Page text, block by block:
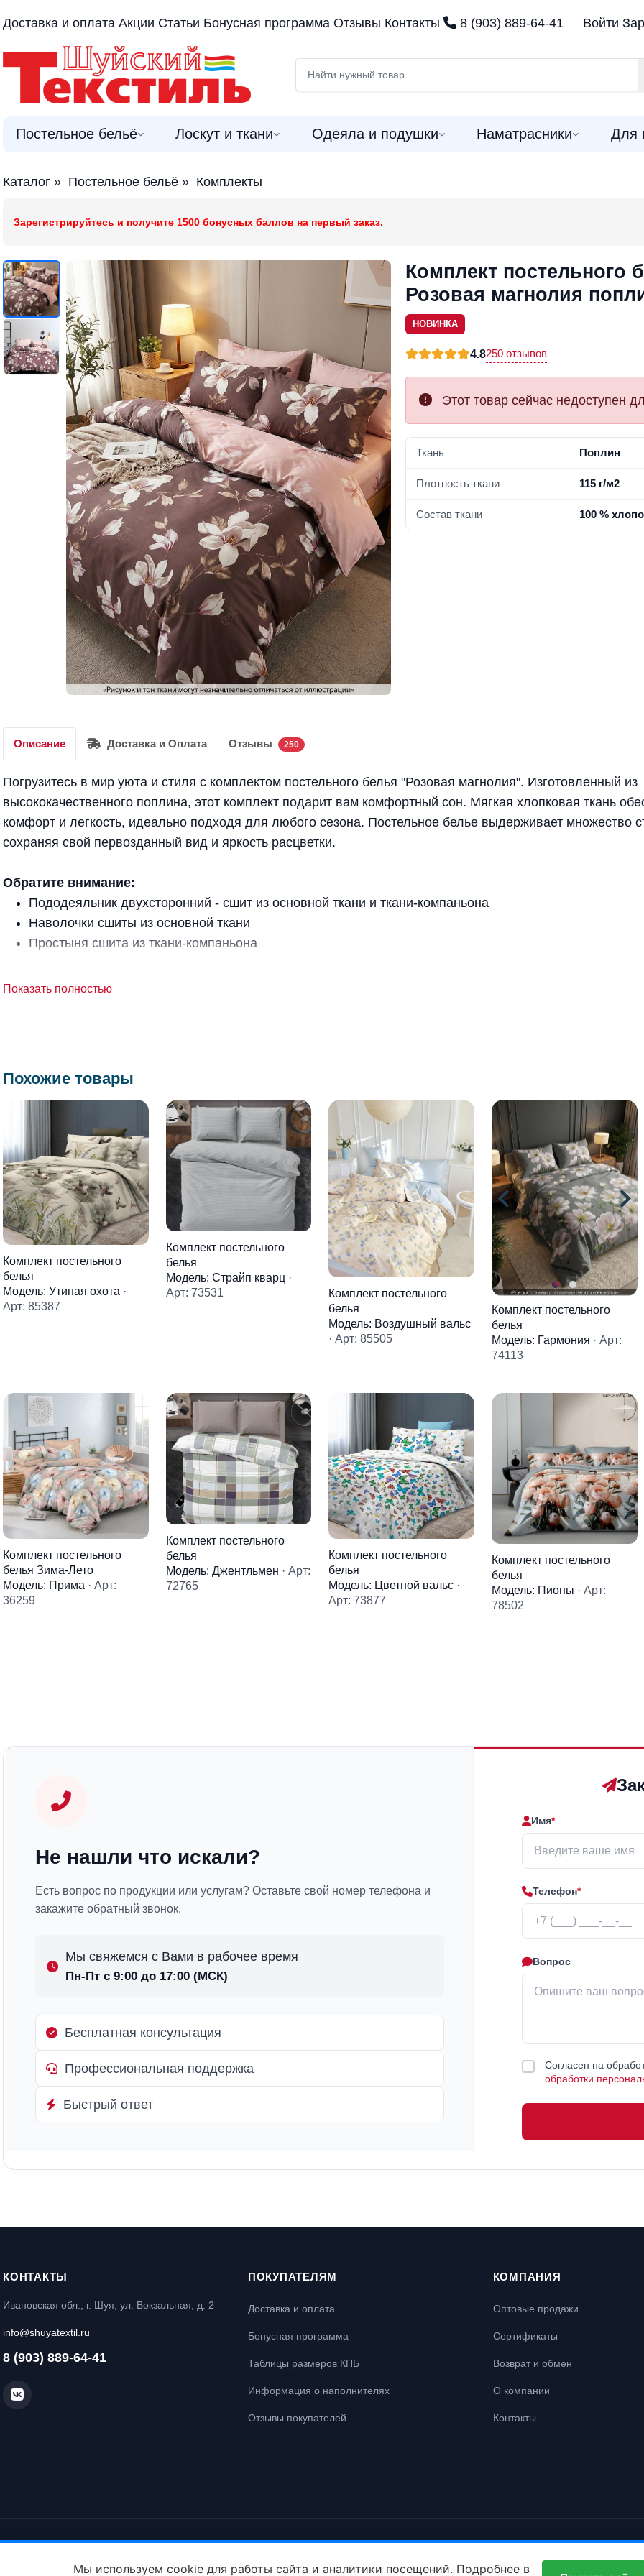
Доставка и оплата Акции Статьи Бонусная программа Отзывы Контакты 8 (903) 889-64-41 Войти
Постельное бельё Лоскут и ткани Одеяла и подушки Наматрасники Для
Каталог » Постельное бельё » Комплекты
Зарегистрируйтесь и получите 1500 бонусных баллов на первый заказ.
Комплект постельного
Розовая магнолия
НОВИНКА
4.8250 отзывов
Этот товар сейчас недоступен
Ткань Поплин
Плотность ткани 115 г/м2
Состав ткани 100 %
Описание Доставка и Оплата Отзывы 250
Погрузитесь в мир уюта и стиля с комплектом постельного белья "Розовая магнолия". Изготовленный из
высококачественного поплина, этот комплект подарит вам комфортный сон. Мягкая хлопковая ткань
комфорт и легкость, идеально подходя для любого сезона. Постельное белье выдерживает множество
сохраняя свой первозданный вид и яркость расцветки.
Обратите внимание:
Пододеяльник двухсторонний - сшит из основной ткани и ткани-компаньона
Наволочки сшиты из основной ткани
Простыня сшита из ткани-компаньона
Показать полностью
Похожие товары
Комплект постельного
белья
Модель: Утиная охота ·
Арт: 85387
Комплект постельного
белья
Модель: Страйп кварц ·
Арт: 73531
Комплект постельного
белья
Модель: Воздушный вальс
· Арт: 85505
Комплект постельного
белья
Модель: Гармония · Арт:
74113
Комплект постельного
белья Зима-Лето
Модель: Прима · Арт:
36259
Комплект постельного
белья
Модель: Джентльмен · Арт:
72765
Комплект постельного
белья
Модель: Цветной вальс ·
Арт: 73877
Комплект постельного
белья
Модель: Пионы · Арт:
78502
Не нашли что искали?
Есть вопрос по продукции или услугам? Оставьте свой номер телефона и
закажите обратный звонок.
Мы свяжемся с Вами в рабочее время
Пн-Пт с 9:00 до 17:00 (МСК)
Бесплатная консультация
Профессиональная поддержка
Быстрый ответ
Имя*
Телефон*
Вопрос
Согласен на
обработки
КОНТАКТЫ
Ивановская обл., г. Шуя, ул. Вокзальная, д. 2
info@shuyatextil.ru
8 (903) 889-64-41
ПОКУПАТЕЛЯМ
Доставка и оплата
Бонусная программа
Таблицы размеров КПБ
Информация о наполнителях
Отзывы покупателей
КОМПАНИЯ
Оптовые продажи
Сертификаты
Возврат и обмен
О компании
Контакты
© Интернет-магазин постельного белья «Шуйский Текстиль», 2026. Все права защищены.
Политика конфиденциальности
Политика cookie
Мы используем cookie для работы сайта и аналитики посещений. Подробнее в